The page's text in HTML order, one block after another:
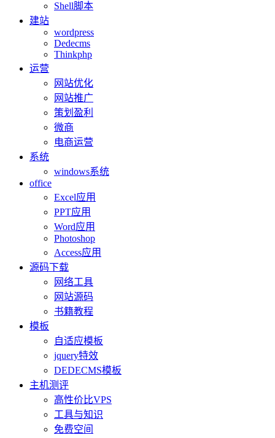
Shell脚本
建站
wordpress
Dedecms
Thinkphp
运营
网站优化
网站推广
策划盈利
微商
电商运营
系统
windows系统
office
Excel应用
PPT应用
Word应用
Photoshop
Access应用
源码下载
网络工具
网站源码
书籍教程
模板
自适应模板
jquery特效
DEDECMS模板
主机测评
高性价比VPS
工具与知识
免费空间